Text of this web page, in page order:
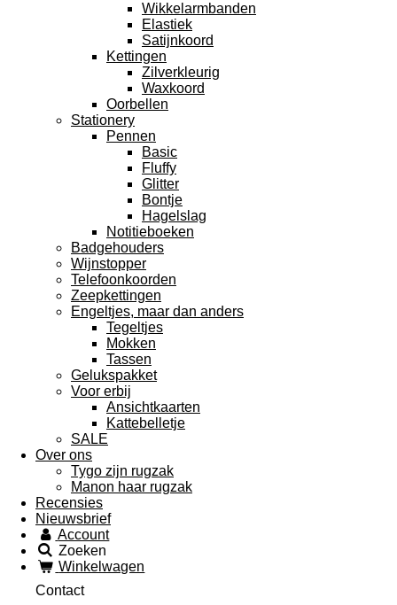
Wikkelarmbanden
Elastiek
Satijnkoord
Kettingen
Zilverkleurig
Waxkoord
Oorbellen
Stationery
Pennen
Basic
Fluffy
Glitter
Bontje
Hagelslag
Notitieboeken
Badgehouders
Wijnstopper
Telefoonkoorden
Zeepkettingen
Engeltjes, maar dan anders
Tegeltjes
Mokken
Tassen
Gelukspakket
Voor erbij
Ansichtkaarten
Kattebelletje
SALE
Over ons
Tygo zijn rugzak
Manon haar rugzak
Recensies
Nieuwsbrief
Account
Zoeken
Winkelwagen
Contact